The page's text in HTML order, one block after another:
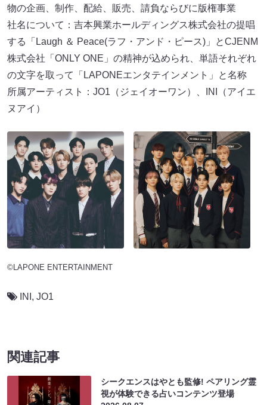
物の企画、制作、配給、販売、請負ならびに版権事業
社名について：吉本興業ホールディングス株式会社の提唱
する「Laugh ＆ Peace(ラフ・アンド・ピース)」とCJENM
株式会社「ONLY ONE」の精神が込められ、単語それぞれ
の文字を取って「LAPONEエンタテインメント」と名称
所属アーティスト：JO1（ジェイオーワン）、INI（アイエ
ヌアイ）
©LAPONE ENTERTAINMENT
INI , JO1
関連記事
シークエンスはやとも監修! ペアリング霊
視が体験できる占いコンテンツ登場